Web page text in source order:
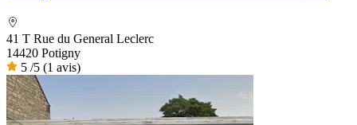
41 T Rue du General Leclerc
14420 Potigny
5 /5 (1 avis)